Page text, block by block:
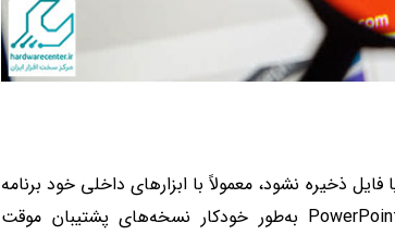
ذخیره نشود، معمولاً با ابزارهای داخلی خود برنامه
امکان‌پذیر است. برنامه‌های آفیس مثل Word، Excel و PowerPoint به‌طور خودکار نسخه‌های پشتیبان موقت